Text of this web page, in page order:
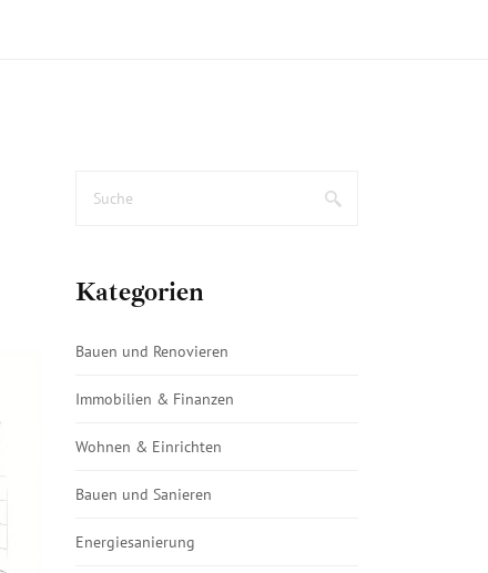
Kategorien
Bauen und Renovieren
Immobilien & Finanzen
Wohnen & Einrichten
Bauen und Sanieren
Energiesanierung